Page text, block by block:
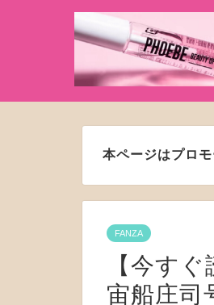
本ページはプロ
FANZA
【今す
宙船庄司